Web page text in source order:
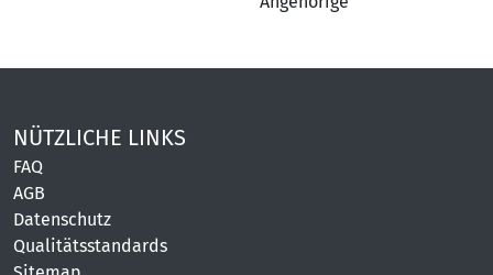
NÜTZLICHE LINKS
FAQ
AGB
Datenschutz
Qualitätsstandards